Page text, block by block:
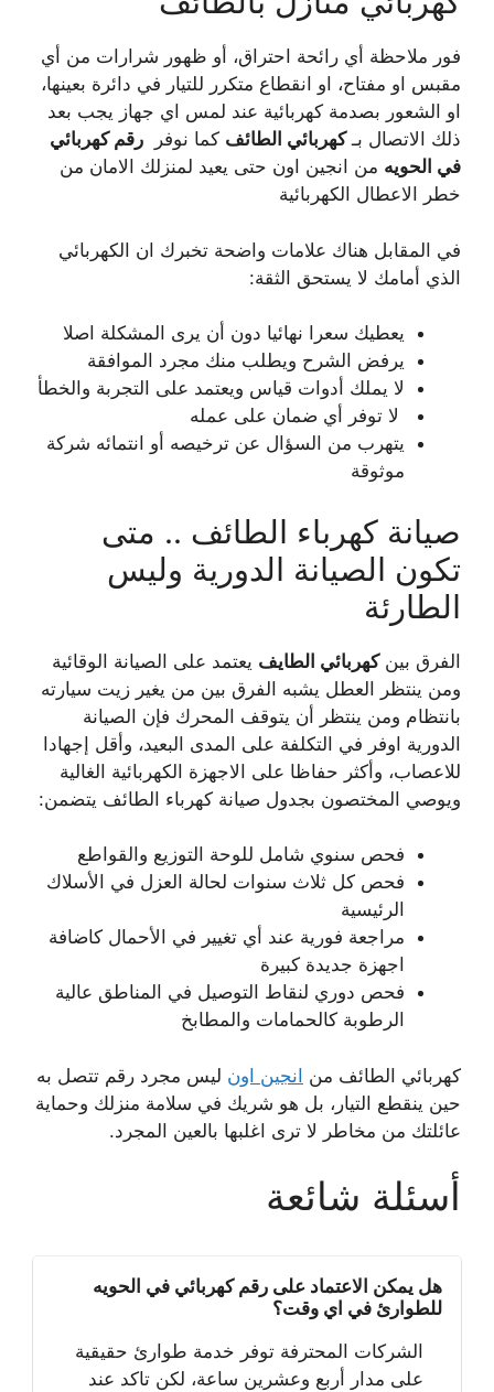
فور ملاحظة أي رائحة احتراق، أو ظهور شرارات من أي
مقبس او مفتاح، او انقطاع متكرر للتيار في دائرة بعينها،
او الشعور بصدمة كهربائية عند لمس اي جهاز يجب بعد
ذلك الاتصال بـكهربائي الطائف كما نوفر رقم كهربائي
في الحويه من انجين اون حتى يعيد لمنزلك الامان من
خطر الاعطال الكهربائية
في المقابل هناك علامات واضحة تخبرك ان الكهربائي
الذي أمامك لا يستحق الثقة:
يعطيك سعرا نهائيا دون أن يرى المشكلة اصلا
يرفض الشرح ويطلب منك مجرد الموافقة
لا يملك أدوات قياس ويعتمد على التجربة والخطأ
لا توفر أي ضمان على عمله
يتهرب من السؤال عن ترخيصه أو انتمائه شركة
موثوقة
صيانة كهرباء الطائف .. متى
تكون الصيانة الدورية وليس
الطارئة
الفرق بينكهربائي الطايف يعتمد على الصيانة الوقائية
ومن ينتظر العطل يشبه الفرق بين من يغير زيت سيارته
بانتظام ومن ينتظر أن يتوقف المحرك فإن الصيانة
الدورية اوفر في التكلفة على المدى البعيد، وأقل إجهادا
للاعصاب، وأكثر حفاظا على الاجهزة الكهربائية الغالية
ويوصي المختصون بجدول صيانة كهرباء الطائف يتضمن:
فحص سنوي شامل للوحة التوزيع والقواطع
فحص كل ثلاث سنوات لحالة العزل في الأسلاك
الرئيسية
مراجعة فورية عند أي تغيير في الأحمال كاضافة
اجهزة جديدة كبيرة
فحص دوري لنقاط التوصيل في المناطق عالية
الرطوبة كالحمامات والمطابخ
كهربائي الطائف من انجين اون ليس مجرد رقم تتصل به
حين ينقطع التيار، بل هو شريك في سلامة منزلك وحماية
عائلتك من مخاطر لا ترى اغلبها بالعين المجرد.
أسئلة شائعة
هل يمكن الاعتماد على رقم كهربائي في الحويه
للطوارئ في اي وقت؟
الشركات المحترفة توفر خدمة طوارئ حقيقية
على مدار أربع وعشرين ساعة، لكن تاكد عند